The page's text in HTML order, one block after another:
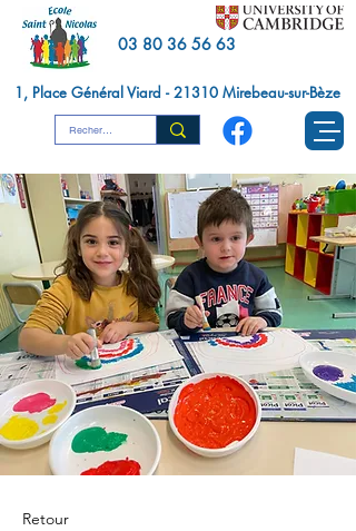
03 80 36 56 63
1, Place Général Viard - 21310 Mirebeau-sur-Bèze
Retour